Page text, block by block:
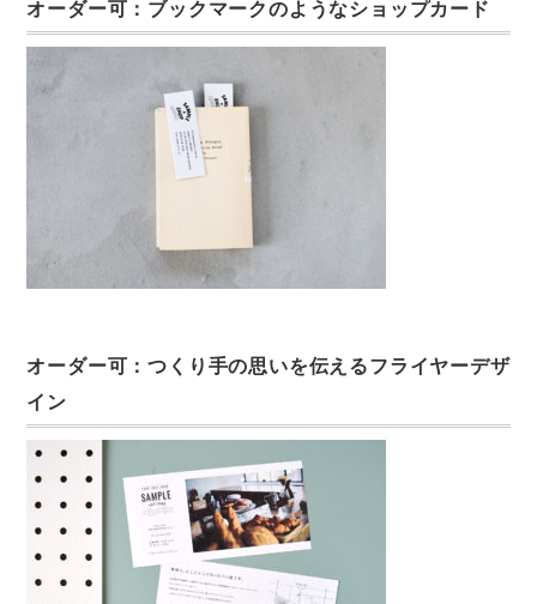
オーダー可：ブックマークのようなショップカード
オーダー可：つくり手の思いを伝えるフライヤーデザ
イン